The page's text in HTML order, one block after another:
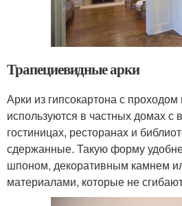
Трапециевидные арки
Арки из гипсокартона с
используются в частных домах с
гостиницах, ресторанах и
сдержанные. Такую форму
шпоном, декоративным камнем
материалами, которые не